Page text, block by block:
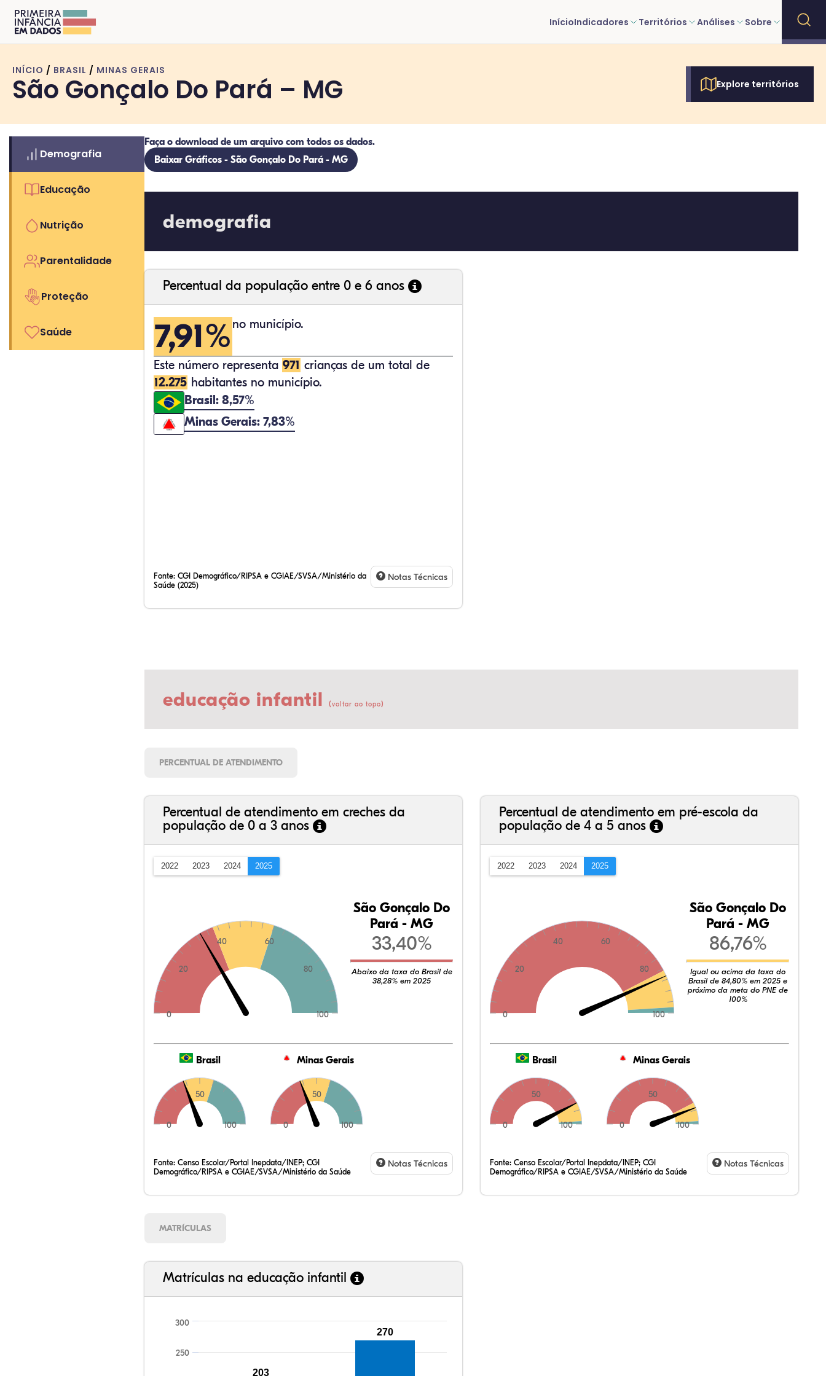
InícioIndicadores Territórios Análises Sobre
INÍCIO / BRASIL / MINAS GERAIS
São Gonçalo Do Pará – MG Explore territórios
Demografia
Educação
Nutrição
Parentalidade
Proteção
Saúde
Faça o download de um arquivo com todos os dados.
Baixar Gráficos - São Gonçalo Do Pará - MG
demografia
Percentual da população entre 0 e 6 anos
7,91% no município.
Este número representa 971 crianças de um total de
12.275 habitantes no município.
Brasil: 8,57%
Minas Gerais: 7,83%
Fonte: CGI Demográfico/RIPSA e CGIAE/SVSA/Ministério da
Saúde (2025)
Notas Técnicas
educação infantil (voltar ao topo)
PERCENTUAL DE ATENDIMENTO
Percentual de atendimento em creches da
população de 0 a 3 anos
2022 2023 2024 2025
0
20
40 60
80
100
São Gonçalo Do
Pará - MG
33,40%
Abaixo da taxa do Brasil de
38,28% em 2025
Brasil
0
50
100
Minas Gerais
0
50
100
Fonte: Censo Escolar/Portal Inepdata/INEP; CGI
Demográfico/RIPSA e CGIAE/SVSA/Ministério da Saúde
Notas Técnicas
Percentual de atendimento em pré-escola da
população de 4 a 5 anos
2022 2023 2024 2025
0
20
40 60
80
100
São Gonçalo Do
Pará - MG
86,76%
Igual ou acima da taxa do
Brasil de 84,80% em 2025 e
próximo da meta do PNE de
100%
Brasil
0
50
100
Minas Gerais
0
50
100
Fonte: Censo Escolar/Portal Inepdata/INEP; CGI
Demográfico/RIPSA e CGIAE/SVSA/Ministério da Saúde
Notas Técnicas
MATRÍCULAS
Matrículas na educação infantil
250
300
203
270
33,64%
10,67%
0,59%
52,99%
0,22%
1,89%
35,47%
7,72%
0,47%
54,20%
0,83%
1,31%